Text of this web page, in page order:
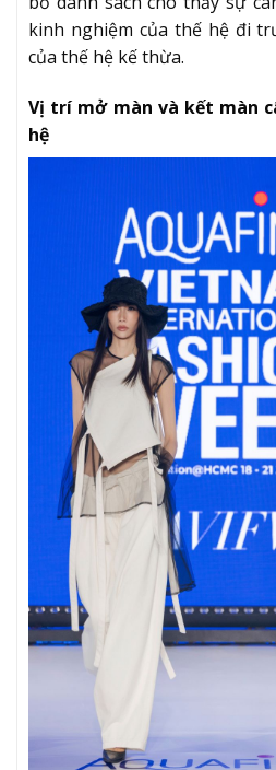
kinh nghiệm của thế hệ đi
của thế hệ kế thừa.
Vị trí mở màn và kết màn
hệ